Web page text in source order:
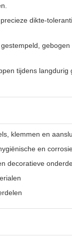
dikte-
tijdens
klemmen en
en
decoratieve